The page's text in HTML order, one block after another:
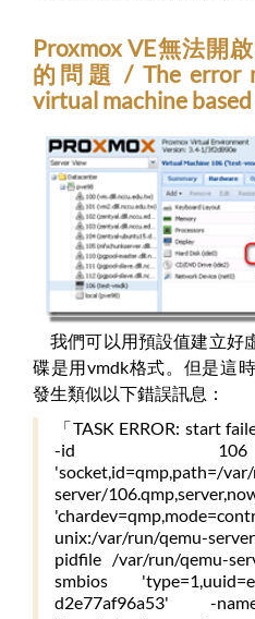
Proxmox VE無法開
的問題 / The error
virtual machine
我們可以用預設值建立好
碟是用vmdk格式。但是這
發生類似以下錯誤訊息：
「TASK ERROR: start
-id 106
'socket,id=qmp,path=/
server/
unix:/var/run/qemu-
pidfile /var/run/qemu-
smbios
d2e77af96a53' -